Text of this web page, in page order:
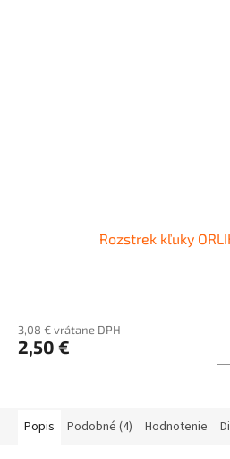
Rozstrek kľuky
3,08 € vrátane DPH
2,50 €
Popis Podobné (4) Hodnotenie